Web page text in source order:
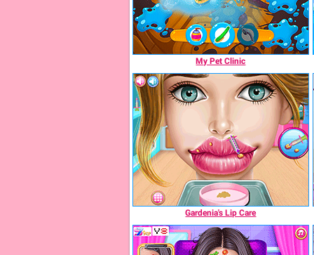
My Pet Clinic
Gardenia's Lip Care